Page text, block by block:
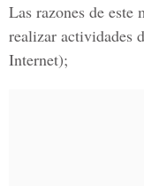
Las razones de este
realizar actividades
Internet);